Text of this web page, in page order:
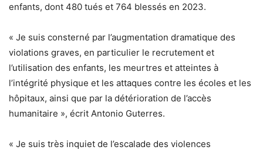
enfants, dont 480 tués et 764 blessés en 2023.
« Je suis consterné par l’augmentation dramatique des
violations graves, en particulier le recrutement et
l’utilisation des enfants, les meurtres et atteintes à
l’intégrité physique et les attaques contre les écoles et les
hôpitaux, ainsi que par la détérioration de l’accès
humanitaire », écrit Antonio Guterres.
« Je suis très inquiet de l’escalade des violences